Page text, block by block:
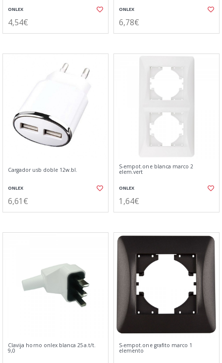
ONLEX
4,54€
ONLEX
6,78€
Cargador usb doble 12w.bl.
ONLEX
6,61€
S-empot.one blanca marco 2
elem.vert
ONLEX
1,64€
Clavija horno onlex blanca 25a.t/t.
9,0
S-empot.one grafito marco 1
elemento